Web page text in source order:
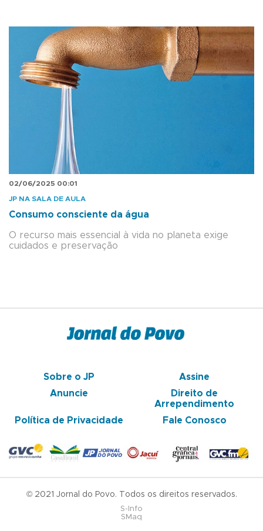
02/06/2025 00:01
JP NA SALA DE AULA
Consumo consciente da água
O recurso mais essencial à vida no planeta exige
cuidados e preservação
Sobre o JP
Assine
Anuncie
Direito de
Arrependimento
Política de Privacidade
Fale Conosco
© 2021 Jornal do Povo. Todos os direitos reservados.
S-Info
SMaq